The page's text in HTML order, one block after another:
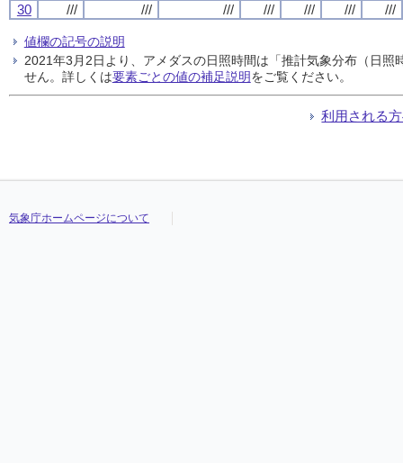
30
/// /// /// /// /// /// ///
値欄の記号の説明
2021年3月2日より、アメダスの日照時間は「推計気象分布（日
せん。詳しくは要素ごとの値の補足説明をご覧ください。
利用される
気象庁ホームページについて